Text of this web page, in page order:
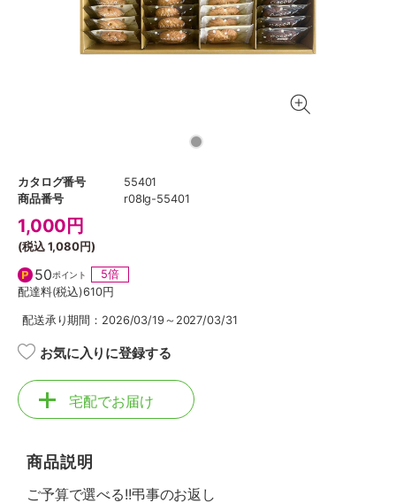
カタログ番号
55401
商品番号
r08lg-55401
1,000 円
(税込1,080円)
50ポイント
5倍
配達料(税込)610円
配送承り期間：2026/03/19～2027/03/31
お気に入りに登録する
宅配でお届け
商品説明
ご予算で選べる!!弔事のお返し